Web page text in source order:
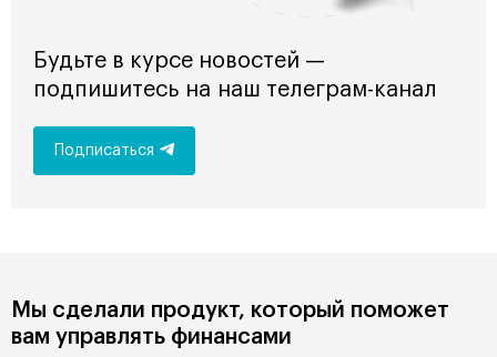
Будьте в курсе новостей —
подпишитесь на наш телеграм-канал
Подписаться
Мы сделали продукт, который поможет
вам управлять финансами